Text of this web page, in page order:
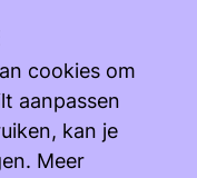
- Vichte
het Zesde
cookies om
aanpassen
kan je
Meer